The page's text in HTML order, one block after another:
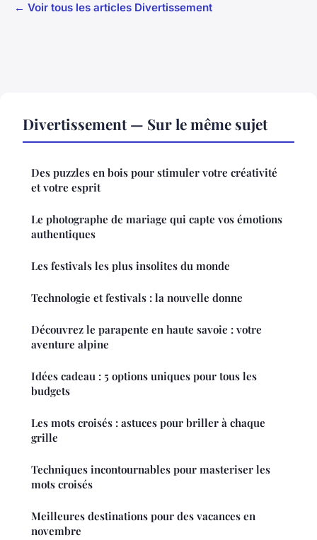
← Voir tous les articles Divertissement
Divertissement — Sur le même sujet
Des puzzles en bois pour stimuler votre créativité
et votre esprit
Le photographe de mariage qui capte vos émotions
authentiques
Les festivals les plus insolites du monde
Technologie et festivals : la nouvelle donne
Découvrez le parapente en haute savoie : votre
aventure alpine
Idées cadeau : 5 options uniques pour tous les
budgets
Les mots croisés : astuces pour briller à chaque
grille
Techniques incontournables pour masteriser les
mots croisés
Meilleures destinations pour des vacances en
novembre